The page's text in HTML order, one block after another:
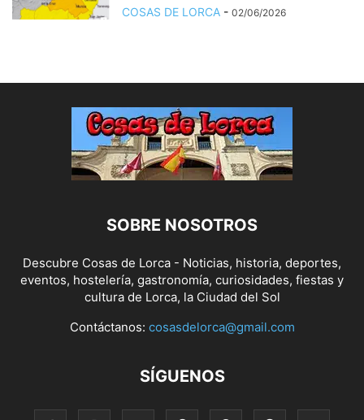
COSAS DE LORCA - 02/06/2026
SOBRE NOSOTROS
Descubre Cosas de Lorca - Noticias, historia, deportes,
eventos, hostelería, gastronomía, curiosidades, fiestas y
cultura de Lorca, la Ciudad del Sol
Contáctanos: cosasdelorca@gmail.com
SÍGUENOS